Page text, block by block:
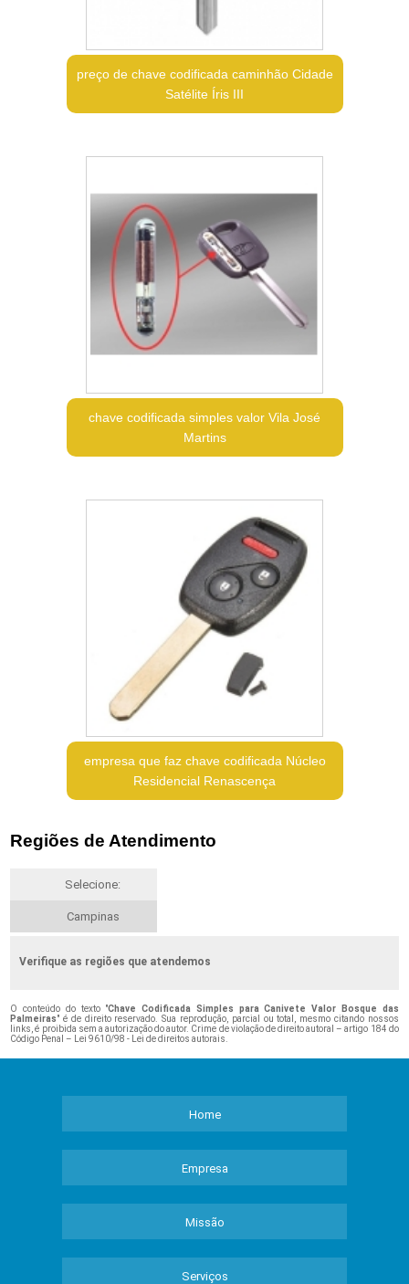
preço de chave codificada caminhão Cidade
Satélite Íris III
chave codificada simples valor Vila José
Martins
empresa que faz chave codificada Núcleo
Residencial Renascença
Regiões de Atendimento
Selecione:
Campinas
Verifique as regiões que atendemos
O conteúdo do texto "Chave Codificada Simples para Canivete Valor Bosque das
Palmeiras" é de direito reservado. Sua reprodução, parcial ou total, mesmo citando nossos
links, é proibida sem a autorização do autor. Crime de violação de direito autoral – artigo 184 do
Código Penal –
Lei 9610/98 - Lei de direitos autorais
Home
Empresa
Missão
Serviços